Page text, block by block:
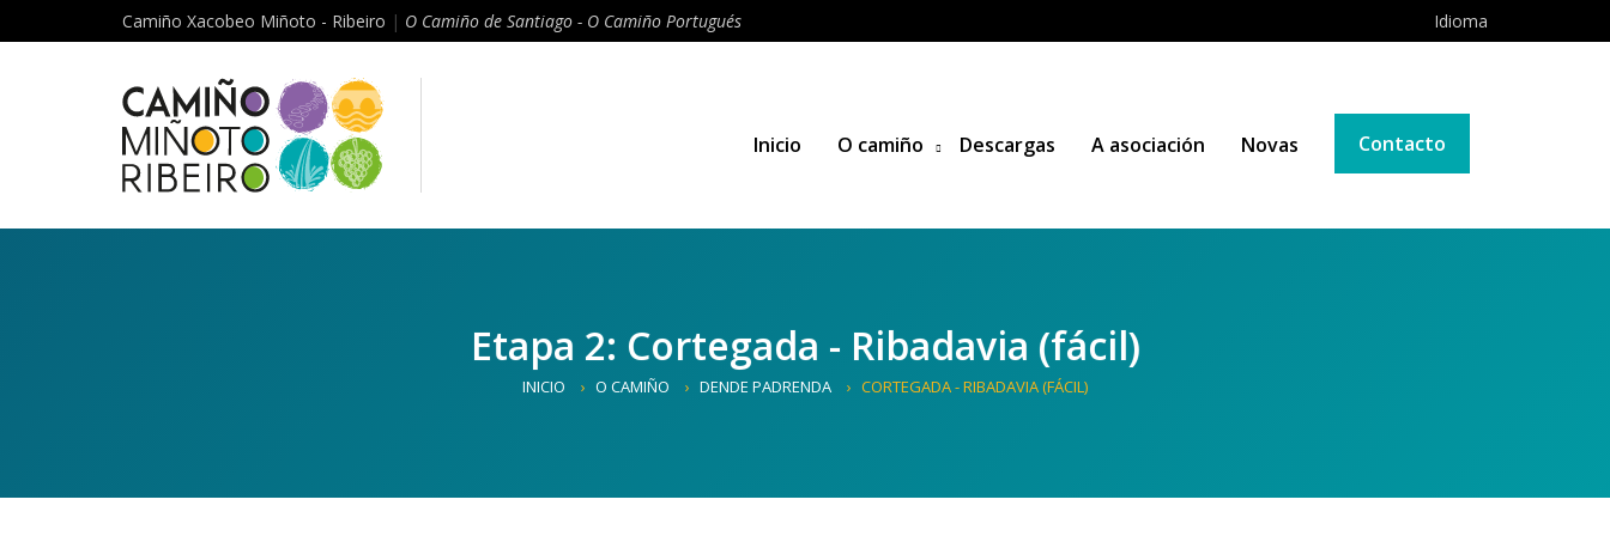
Camiño Xacobeo Miñoto - Ribeiro | O Camiño de Santiago - O Camiño Portugués Idioma
Inicio O camiño Descargas A asociación Novas Contacto
Etapa 2: Cortegada - Ribadavia (fácil)
INICIO O CAMIÑO DENDE PADRENDA CORTEGADA - RIBADAVIA (FÁCIL)